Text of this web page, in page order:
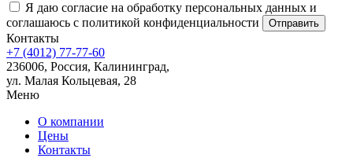
Я даю согласие на обработку персональных данных и
соглашаюсь с политикой конфиденциальности
Отправить
Контакты
+7 (4012) 77-77-60
236006, Россия, Калининград,
ул. Малая Кольцевая, 28
Меню
О компании
Цены
Контакты